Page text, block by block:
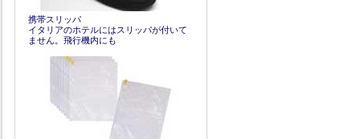
携帯スリッパ
イタリアのホテルにはスリッパが付いて
ません。飛行機内にも